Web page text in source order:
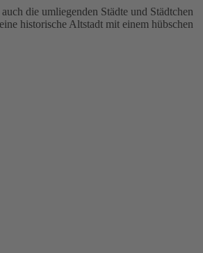
die umliegenden Städte und Städtchen
historische Altstadt mit einem hübschen